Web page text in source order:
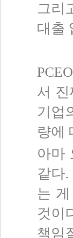
그리
대출
서
기업
량에
아마
같다
는
것이
책임